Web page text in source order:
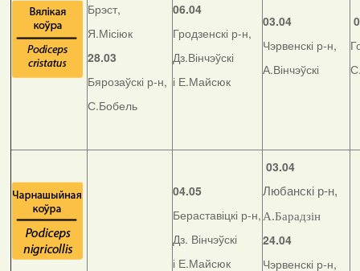
Брэст,
Я.Місіюк
28.03
Бярозаўскі р-н,
С.Бобель
06.04
Гродзенскі р-н,
Дз.Вінчэўскі
і Е.Майсюк
03.04
Чэрвенскі р-н,
А.Вінчэўскі
04.05
Бераставіцкі р-н,
Дз. Вінчэўскі
і Е.Майсюк
03.04
Любанскі р-н,
А.Барадзін
24.04
Чэрвенскі р-н,